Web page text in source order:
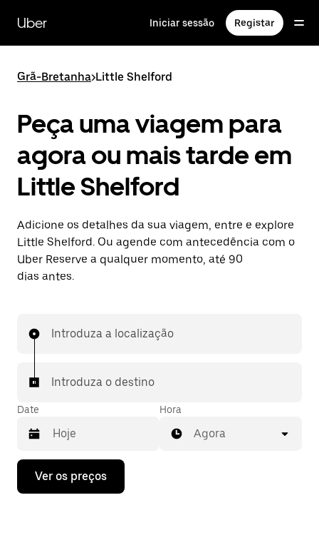
para
conteúdo
Uber Iniciar sessão Registar
Grã-Bretanha>Little Shelford
Peça uma viagem para
agora ou mais tarde em
Little Shelford
Adicione os detalhes da sua viagem, entre e explore
Little Shelford. Ou agende com antecedência com o
Uber Reserve a qualquer momento, até 90
dias antes.
Introduza a localização
Introduza o destino
Date
Prima
tecla
Hora
Agora
Ver os preços